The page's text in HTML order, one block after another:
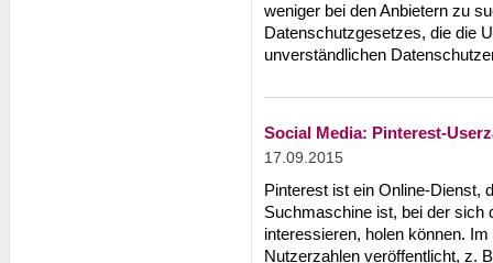
weniger bei den Anbietern zu
Datenschutzgesetzes, die die
unverständlichen
Social Media: Pinterest-
17.09.2015
Pinterest ist ein Online-Dienst,
Suchmaschine ist, bei der sich
interessieren, holen können.
Nutzerzahlen veröffentlicht, z.